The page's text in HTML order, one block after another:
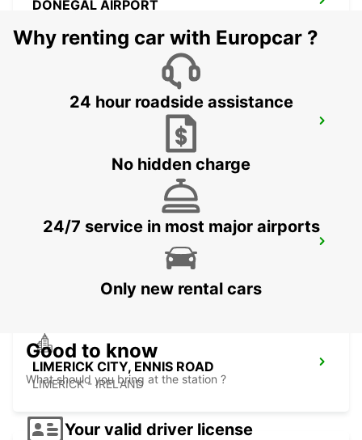
DONEGAL AIRPORT
SHANNON AIRPORT-SNN
LIMERICK CITY, ENNIS ROAD
LIMERICK - IRELAND
Why renting car with Europcar ?
24 hour roadside assistance
No hidden charge
24/7 service in most major airports
Only new rental cars
Good to know
What should you bring at the station ?
Your valid driver license